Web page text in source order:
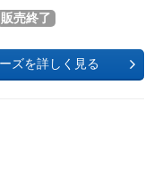
販売終了
ズを詳しく見る